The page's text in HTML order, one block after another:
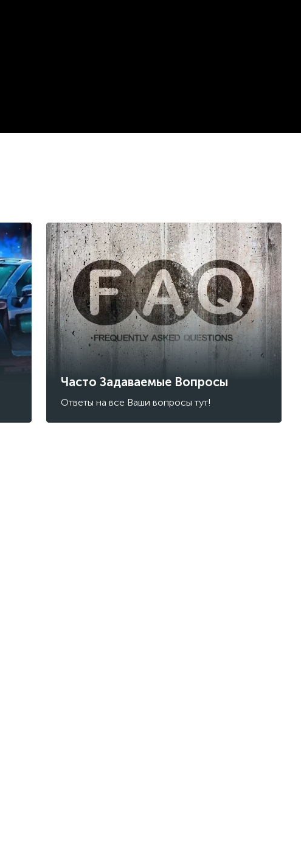
Часто Задаваемые Вопросы
Ответы на все Ваши вопросы тут!